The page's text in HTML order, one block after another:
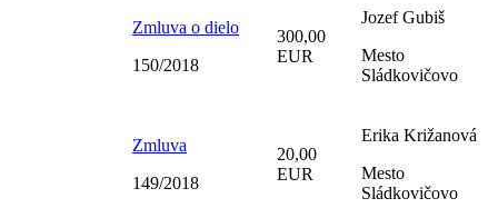
Zmluva o dielo
150/2018
300,00
EUR
Jozef Gubiš
Mesto
Sládkovičovo
Zmluva
149/2018
20,00
EUR
Erika Križanová
Mesto
Sládkovičovo